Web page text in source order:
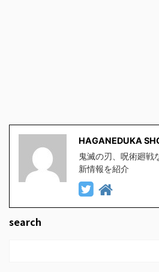
HAGANEDUKA
鬼滅の刃、呪術廻戦
新情報を紹介
search